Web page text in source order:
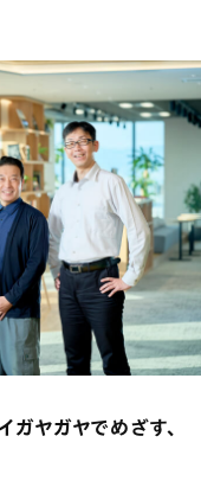
ガヤガヤでめざす、